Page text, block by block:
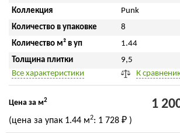
Коллекция
Punk
Количество в упаковке
8
Количество м² в уп
1.44
Толщина плитки
9,5
Все характеристики
К
Цена за м2 1
(цена за упак 1.44 м2: 1 728 ₽ )